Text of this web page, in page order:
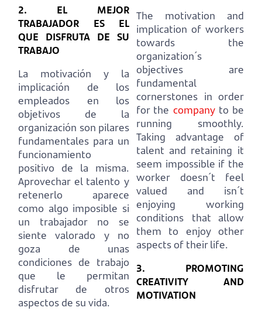
2. EL MEJOR
TRABAJADOR ES EL
QUE DISFRUTA DE SU
TRABAJO
La motivación y la
implicación de los
empleados en los
objetivos de la
organización son pilares
fundamentales para un
funcionamiento
positivo de la misma.
Aprovechar el talento y
retenerlo aparece
como algo imposible si
un trabajador no se
siente valorado y no
goza de unas
condiciones de trabajo
que le permitan
disfrutar de otros
aspectos de su vida.
The motivation and
implication of workers
towards the
organization´s
objectives are
fundamental
cornerstones in order
for the companyto be
running smoothly.
Taking advantage of
talent and retaining it
seem impossible if the
worker doesn´t feel
valued and isn´t
enjoying working
conditions that allow
them to enjoy other
aspects of their life.
3. PROMOTING
CREATIVITY AND
MOTIVATION